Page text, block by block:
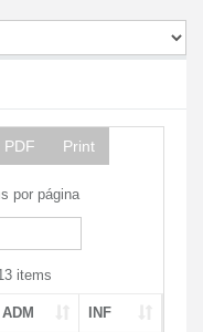
PDF Print
por página
items
ADM INF